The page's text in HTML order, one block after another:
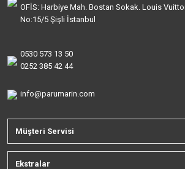
OFİS: Harbiye Mah. Bostan Sokak. Louis
No:15/5 Şişli İstanbul
0530 573 13 50
0252 385 42 44
info@parumarin.com
Müşteri Servisi
Ekstralar